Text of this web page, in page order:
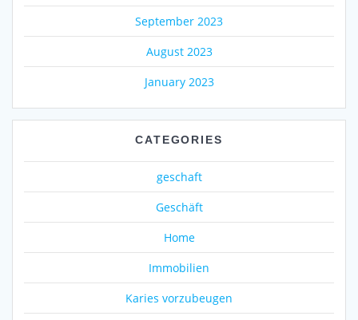
September 2023
August 2023
January 2023
CATEGORIES
geschaft
Geschäft
Home
Immobilien
Karies vorzubeugen